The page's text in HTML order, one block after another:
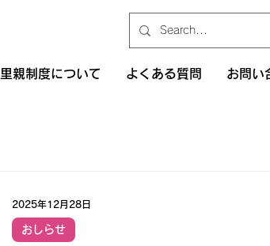
里親制度について よくある質問 お問い
おしらせ
2025年12月28日